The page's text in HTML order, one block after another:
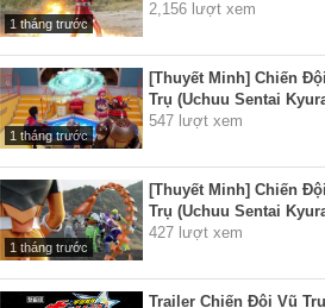
1 tháng trước
2017 - Tập 1
2,156 lượt xem
1 tháng trước
[Thuyết Minh] Chiến
Trụ (Uchuu Sentai
2017 - Tập 2
547 lượt xem
1 tháng trước
[Thuyết Minh] Chiến
Trụ (Uchuu Sentai
2017 - Tập 3
427 lượt xem
Trailer Chiến Đội Vũ Trụ